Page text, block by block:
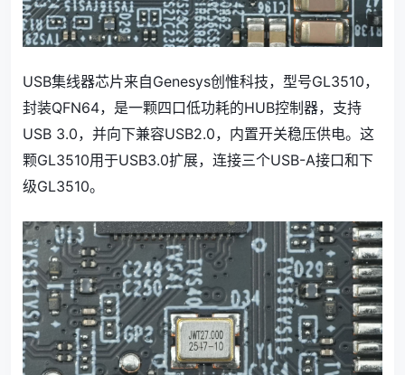
USB集线器芯片来自Genesys创惟科技，型号GL3510，
封装QFN64，是一颗四口低功耗的HUB控制器，支持
USB 3.0，并向下兼容USB2.0，内置开关稳压供电。这
颗GL3510用于USB3.0扩展，连接三个USB-A接口和下
级GL3510。